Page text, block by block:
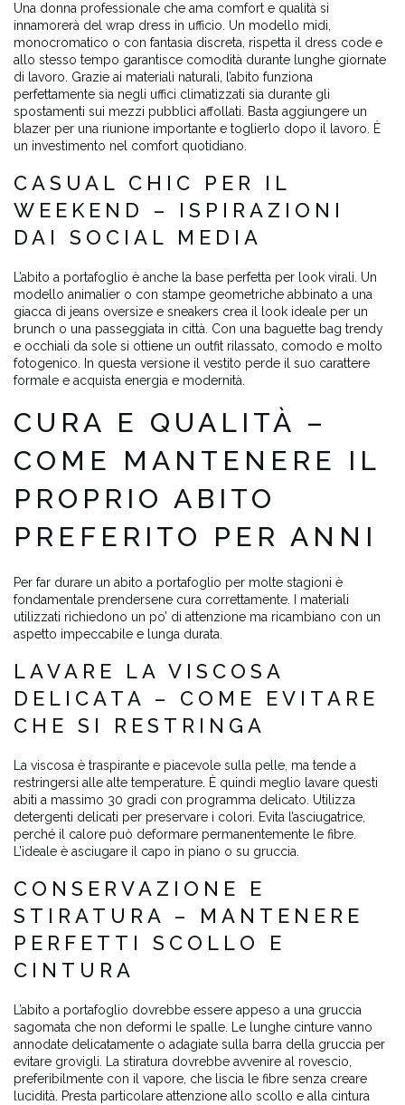
Una donna professionale che ama comfort e qualità si
innamorerà del wrap dress in ufficio. Un modello midi,
monocromatico o con fantasia discreta, rispetta il dress code e
allo stesso tempo garantisce comodità durante lunghe giornate
di lavoro. Grazie ai materiali naturali, l’abito funziona
perfettamente sia negli uffici climatizzati sia durante gli
spostamenti sui mezzi pubblici affollati. Basta aggiungere un
blazer per una riunione importante e toglierlo dopo il lavoro. È
un investimento nel comfort quotidiano.
CASUAL CHIC PER IL
WEEKEND – ISPIRAZIONI
DAI SOCIAL MEDIA
L’abito a portafoglio è anche la base perfetta per look virali. Un
modello animalier o con stampe geometriche abbinato a una
giacca di jeans oversize e sneakers crea il look ideale per un
brunch o una passeggiata in città. Con una baguette bag trendy
e occhiali da sole si ottiene un outfit rilassato, comodo e molto
fotogenico. In questa versione il vestito perde il suo carattere
formale e acquista energia e modernità.
CURA E QUALITÀ –
COME MANTENERE IL
PROPRIO ABITO
PREFERITO PER ANNI
Per far durare un abito a portafoglio per molte stagioni è
fondamentale prendersene cura correttamente. I materiali
utilizzati richiedono un po’ di attenzione ma ricambiano con un
aspetto impeccabile e lunga durata.
LAVARE LA VISCOSA
DELICATA – COME EVITARE
CHE SI RESTRINGA
La viscosa è traspirante e piacevole sulla pelle, ma tende a
restringersi alle alte temperature. È quindi meglio lavare questi
abiti a massimo 30 gradi con programma delicato. Utilizza
detergenti delicati per preservare i colori. Evita l’asciugatrice,
perché il calore può deformare permanentemente le fibre.
L’ideale è asciugare il capo in piano o su gruccia.
CONSERVAZIONE E
STIRATURA – MANTENERE
PERFETTI SCOLLO E
CINTURA
L’abito a portafoglio dovrebbe essere appeso a una gruccia
sagomata che non deformi le spalle. Le lunghe cinture vanno
annodate delicatamente o adagiate sulla barra della gruccia per
evitare grovigli. La stiratura dovrebbe avvenire al rovescio,
preferibilmente con il vapore, che liscia le fibre senza creare
lucidità. Presta particolare attenzione allo scollo e alla cintura